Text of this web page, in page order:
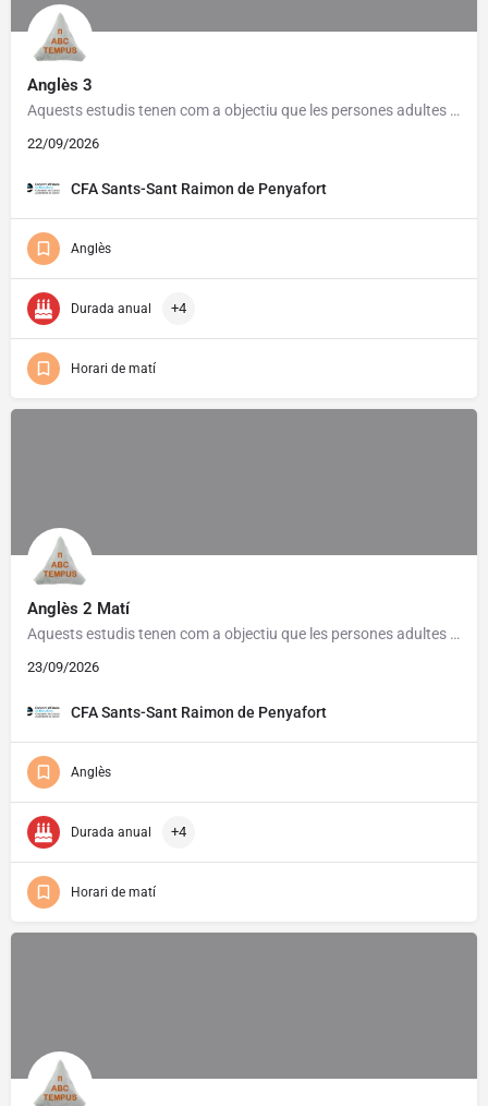
Anglès 3
Aquests estudis tenen com a objectiu que les persones adultes assoleixin un grau de competència bàsic per a…
22/09/2026
CFA Sants-Sant Raimon de Penyafort
Anglès
Durada anual +4
Horari de matí
Anglès 2 Matí
Aquests estudis tenen com a objectiu que les persones adultes assoleixin un grau de competència bàsic per a…
23/09/2026
CFA Sants-Sant Raimon de Penyafort
Anglès
Durada anual +4
Horari de matí